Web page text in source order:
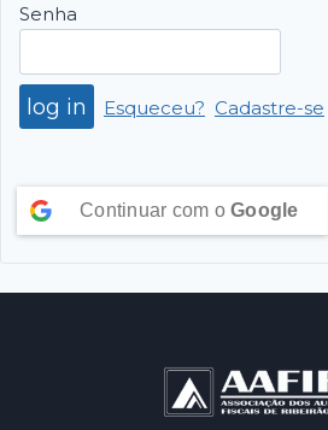
Senha
Esqueceu? Cadastre-se
Continuar com o Google